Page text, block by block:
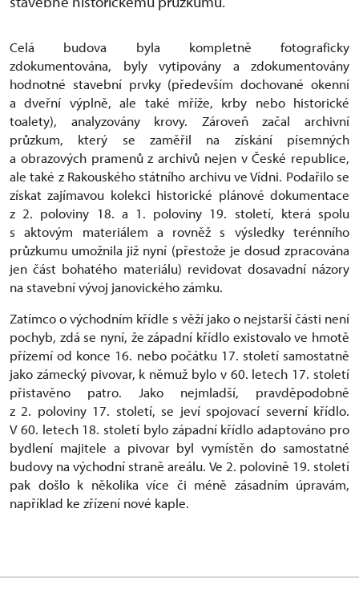
Celá budova byla kompletně fotograficky
zdokumentována, byly vytipovány a zdokumentovány
hodnotné stavební prvky (především dochované okenní
a dveřní výplně, ale také mříže, krby nebo historické
toalety), analyzovány krovy. Zároveň začal archivní
průzkum, který se zaměřil na získání písemných
a obrazových pramenů z archivů nejen v České republice,
ale také z Rakouského státního archivu ve Vídni. Podařilo se
získat zajímavou kolekci historické plánové dokumentace
z 2. poloviny 18. a 1. poloviny 19. století, která spolu
s aktovým materiálem a rovněž s výsledky terénního
průzkumu umožnila již nyní (přestože je dosud zpracována
jen část bohatého materiálu) revidovat dosavadní názory
na stavební vývoj janovického zámku.
Zatímco o východním křídle s věží jako o nejstarší části není
pochyb, zdá se nyní, že západní křídlo existovalo ve hmotě
přízemí od konce 16. nebo počátku 17. století samostatně
jako zámecký pivovar, k němuž bylo v 60. letech 17. století
přistavěno patro. Jako nejmladší, pravděpodobně
z 2. poloviny 17. století, se jeví spojovací severní křídlo.
V 60. letech 18. století bylo západní křídlo adaptováno pro
bydlení majitele a pivovar byl vymístěn do samostatné
budovy na východní straně areálu. Ve 2. polovině 19. století
pak došlo k několika více či méně zásadním úpravám,
například ke zřízení nové kaple.